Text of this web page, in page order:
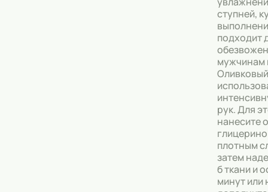
ступней,
подходит
мужчинам
рук. Для
нанесите
плотным
затем
б ткани и
минут или